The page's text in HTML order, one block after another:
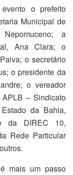
o prefeito
Municipal de
a
Ana Clara; o
o secretário
o presidente da
o vereador
– Sindicato
da Bahia,
da DIREC 10,
Rede Particular
mais um passo